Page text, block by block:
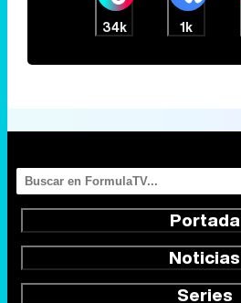
34k 1k
Portada
Noticias
Series